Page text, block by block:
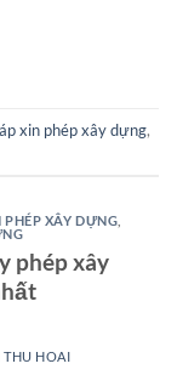
xin phép xây dựng,
XÂY DỰNG
phép xây
THU HOAI